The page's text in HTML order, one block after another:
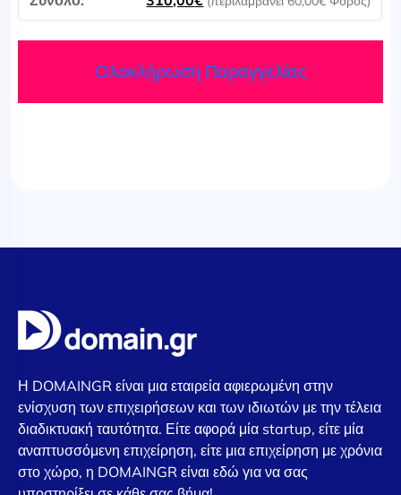
Ολοκλήρωση Παραγγελίας
Η DOMAINGR είναι μια εταιρεία αφιερωμένη στην
ενίσχυση των επιχειρήσεων και των ιδιωτών με την τέλεια
διαδικτυακή ταυτότητα. Είτε αφορά μία startup, είτε μία
αναπτυσσόμενη επιχείρηση, είτε μια επιχείρηση με χρόνια
στο χώρο, η DOMAINGR είναι εδώ για να σας